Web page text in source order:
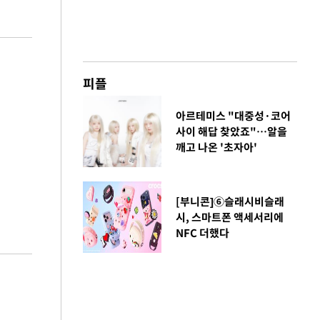
피플
아르테미스 "대중성·코어
사이 해답 찾았죠"…알을
깨고 나온 '초자아'
[부니콘]⑥슬래시비슬래
시, 스마트폰 액세서리에
NFC 더했다